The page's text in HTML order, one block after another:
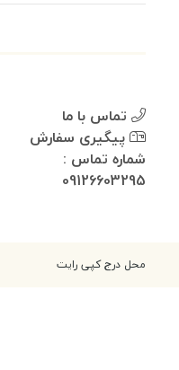
تماس با ما
پیگیری سفارش
شماره تماس :
09126603295
محل درج کپی رایت